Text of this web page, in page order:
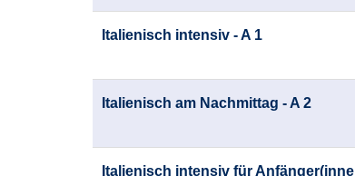
Italienisch intensiv - A 1
Italienisch am Nachmittag - A 2
Italienisch intensiv für